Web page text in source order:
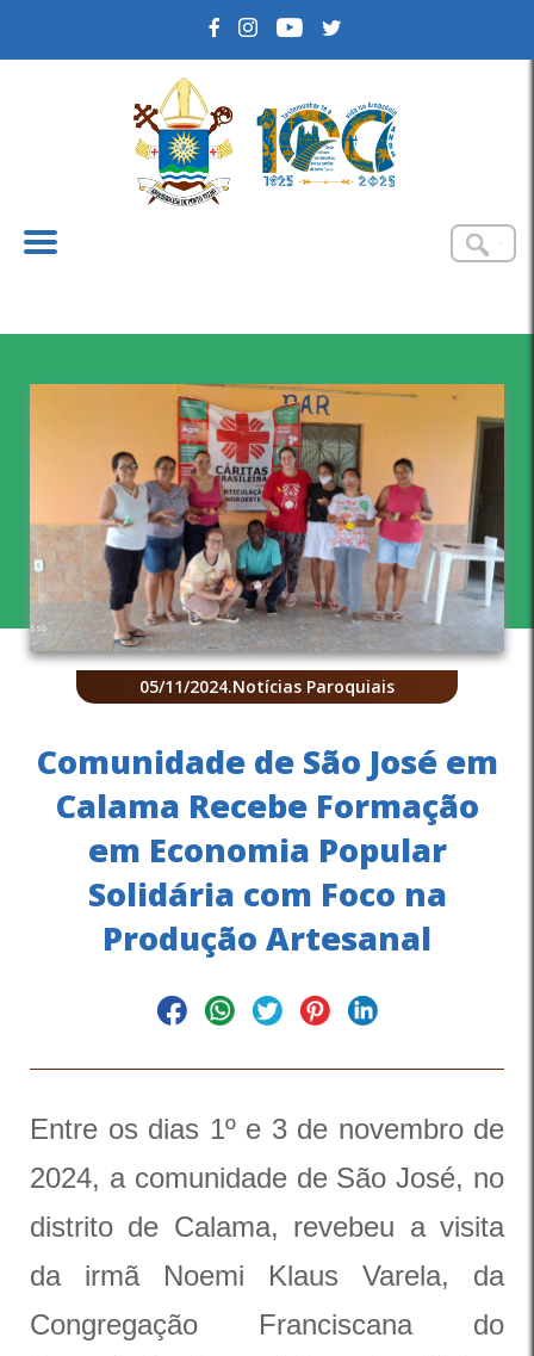
05/11/2024.Notícias Paroquiais
Comunidade de São José em
Calama Recebe Formação
em Economia Popular
Solidária com Foco na
Produção Artesanal
Entre os dias 1º e 3 de novembro de
2024, a comunidade de São José, no
distrito de Calama, revebeu a visita
da irmã Noemi Klaus Varela, da
Congregação Franciscana do